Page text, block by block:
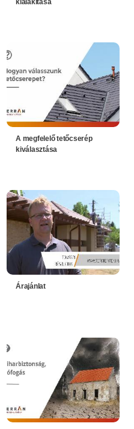
kialakítása
A megfelelő tetőcserép
kiválasztása
Árajánlat